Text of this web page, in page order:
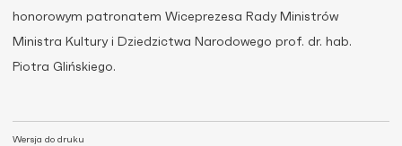
Wersja do druku
honorowym patronatem Wiceprezesa Rady Ministrów
Ministra Kultury i Dziedzictwa Narodowego prof. dr. hab.
Piotra Glińskiego.